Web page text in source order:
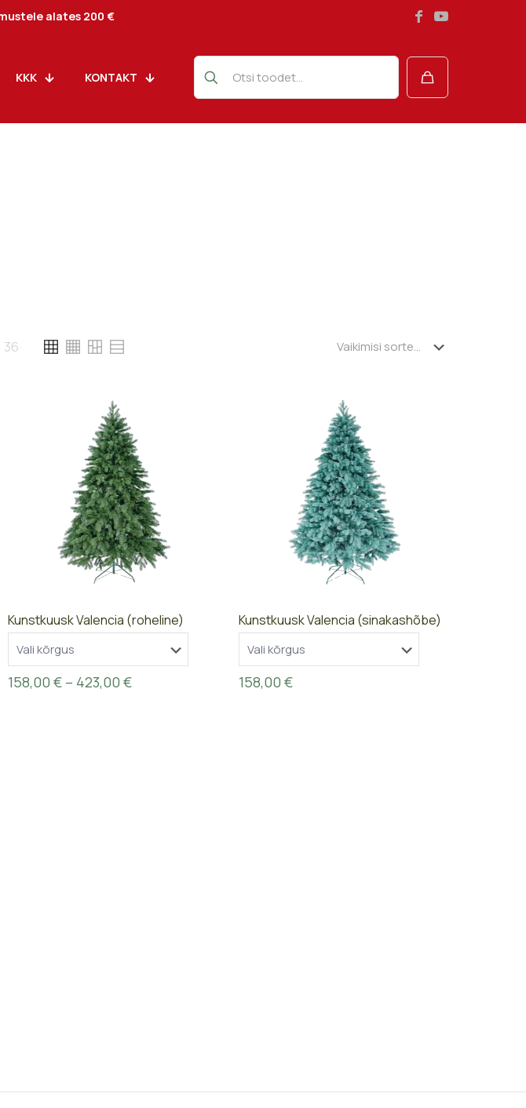
alates 200 €
KKK KONTAKT
36
Kunstkuusk Valencia (roheline)
158,00 € – 423,00 €Price
Kunstkuusk Valencia (sinakashõbe)
158,00 €